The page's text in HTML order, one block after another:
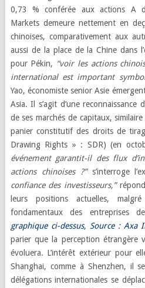
0,73 % conférée aux actions A
Markets demeure nettement en
chinoises, comparativement aux
aussi de la place de la Chine dans
pour Pékin, “voir les actions
international est important
Yao, économiste senior Asie
Asia. Il s’agit d’une
de ses marchés de capitaux,
panier constitutif des droits de
Drawing Rights » : SDR) (en
événement garantit-il des flux
actions chinoises ?”s’interroge
confiance des investisseurs,”
leurs positions actuelles,
fondamentaux des entreprises
graphique ci-dessus, Source : Axa
parier que la perception étrangère
évoluera. L’intérêt extérieur pour
Shanghai, comme à Shenzhen, il
délégations internationales se